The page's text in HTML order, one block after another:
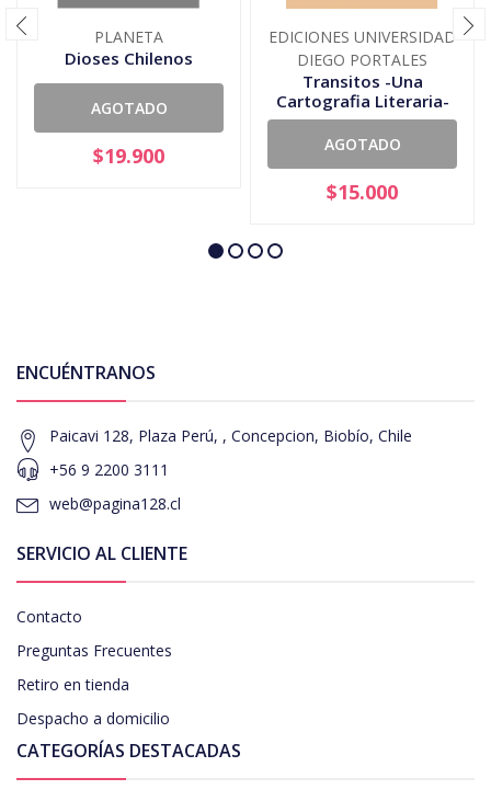
PLANETA
Dioses Chilenos
AGOTADO
$19.900
EDICIONES UNIVERSIDAD
DIEGO PORTALES
Transitos -Una
Cartografia Literaria-
AGOTADO
$15.000
ENCUÉNTRANOS
Paicavi 128, Plaza Perú, , Concepcion, Biobío, Chile
+56 9 2200 3111
web@pagina128.cl
SERVICIO AL CLIENTE
Contacto
Preguntas Frecuentes
Retiro en tienda
Despacho a domicilio
CATEGORÍAS DESTACADAS